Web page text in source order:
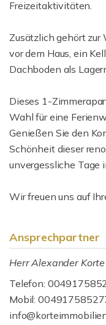
Freizeitaktivitäten.
Zusätzlich gehört
vor dem Haus, ein
Dachboden als
Dieses 1-
Wahl für eine
Genießen Sie den
Schönheit dieser
unvergessliche Tage
Wir freuen uns auf
Ansprechpartner
Herr Alexander Korte
Telefon:
Mobil: